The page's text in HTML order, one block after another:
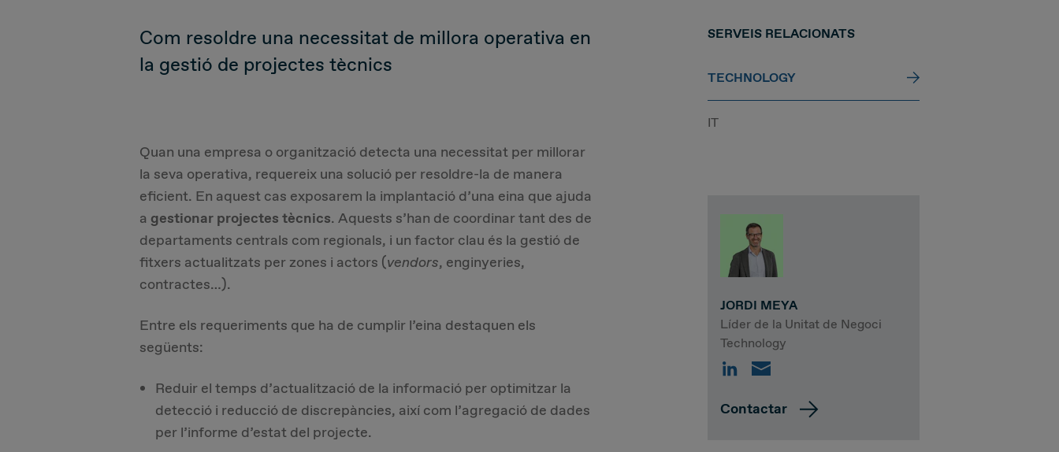
Com resoldre una necessitat de millora operativa en
la gestió de projectes tècnics
Quan una empresa o organització detecta una necessitat per millorar
la seva operativa, requereix una solució per resoldre-la de manera
eficient. En aquest cas exposarem la implantació d’una eina que ajuda
a gestionar projectes tècnics. Aquests s’han de coordinar tant des de
departaments centrals com regionals, i un factor clau és la gestió de
fitxers actualitzats per zones i actors (vendors, enginyeries,
contractes…).
Entre els requeriments que ha de cumplir l’eina destaquen els
següents:
Reduir el temps d’actualització de la informació per optimitzar la
detecció i reducció de discrepàncies, així com l’agregació de dades
per l’informe d’estat del projecte.
SERVEIS RELACIONATS
TECHNOLOGY
IT
JORDI MEYA
Líder de la Unitat de Negoci
Technology
Contactar